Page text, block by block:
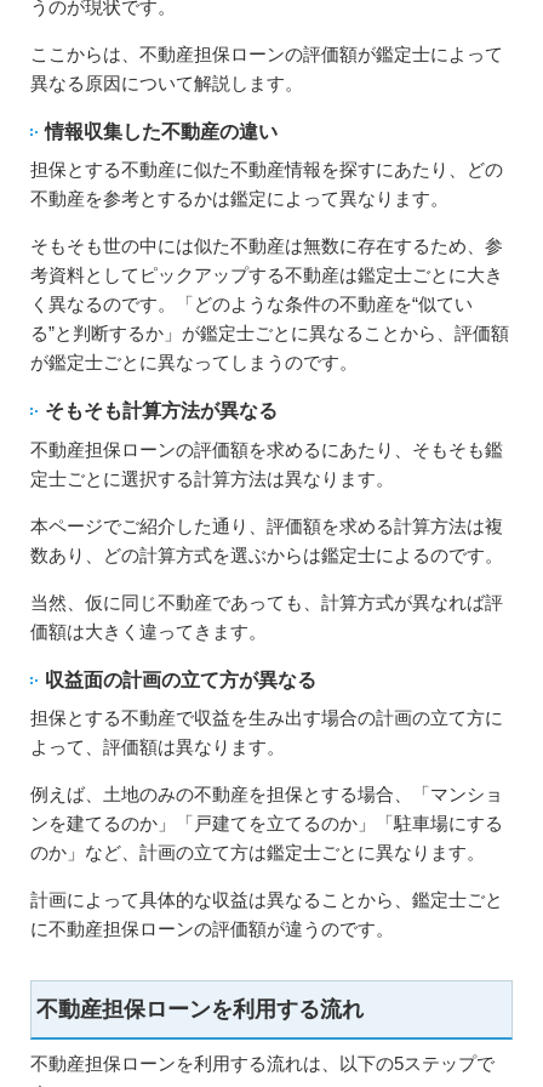
うのが現状です。
ここからは、不動産担保ローンの評価額が鑑定士によって
異なる原因について解説します。
情報収集した不動産の違い
担保とする不動産に似た不動産情報を探すにあたり、どの
不動産を参考とするかは鑑定によって異なります。
そもそも世の中には似た不動産は無数に存在するため、参
考資料としてピックアップする不動産は鑑定士ごとに大き
く異なるのです。「どのような条件の不動産を“似てい
る”と判断するか」が鑑定士ごとに異なることから、評価額
が鑑定士ごとに異なってしまうのです。
そもそも計算方法が異なる
不動産担保ローンの評価額を求めるにあたり、そもそも鑑
定士ごとに選択する計算方法は異なります。
本ページでご紹介した通り、評価額を求める計算方法は複
数あり、どの計算方式を選ぶからは鑑定士によるのです。
当然、仮に同じ不動産であっても、計算方式が異なれば評
価額は大きく違ってきます。
収益面の計画の立て方が異なる
担保とする不動産で収益を生み出す場合の計画の立て方に
よって、評価額は異なります。
例えば、土地のみの不動産を担保とする場合、「マンショ
ンを建てるのか」「戸建てを立てるのか」「駐車場にする
のか」など、計画の立て方は鑑定士ごとに異なります。
計画によって具体的な収益は異なることから、鑑定士ごと
に不動産担保ローンの評価額が違うのです。
不動産担保ローンを利用する流れ
不動産担保ローンを利用する流れは、以下の5ステップで